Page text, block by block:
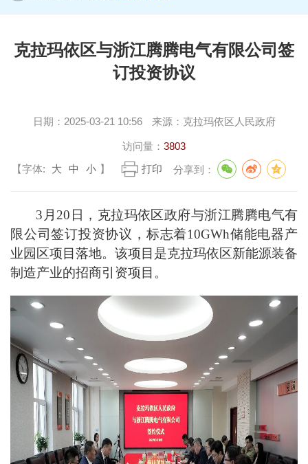
克拉玛依区与浙江腾腾电气有限公司签
订投资协议
日期： 2025-03-21 10:56 来源： 克拉玛依区人民政府
访问量： 3803
【字体:
大 中 小 】 打印 分享到：
3月20日，克拉玛依区政府与浙江腾腾电气有
限公司签订投资协议，标志着10GWh储能电器产
业园区项目落地。该项目是克拉玛依区新能源装备
制造产业的招商引资项目。